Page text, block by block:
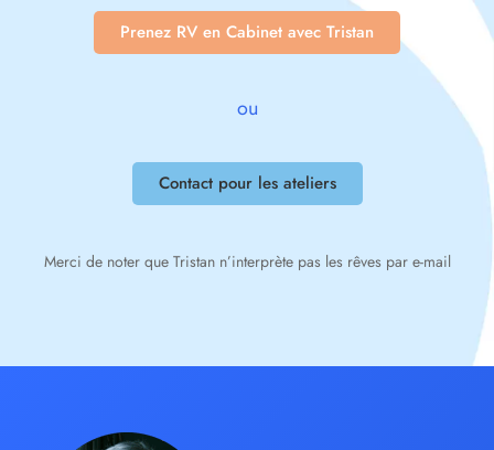
Prenez RV en Cabinet avec Tristan
ou
Contact pour les ateliers
Merci de noter que Tristan n’interprète pas les rêves par e-mail